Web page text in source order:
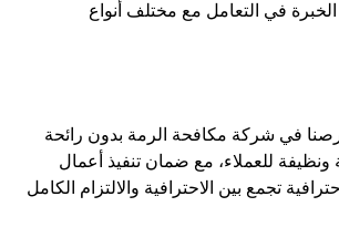
في التعامل مع مختلف أنواع
في شركة مكافحة الرمة بدون رائحة
ونظيفة للعملاء، مع ضمان تنفيذ أعمال
تجمع بين الاحترافية والالتزام الكامل